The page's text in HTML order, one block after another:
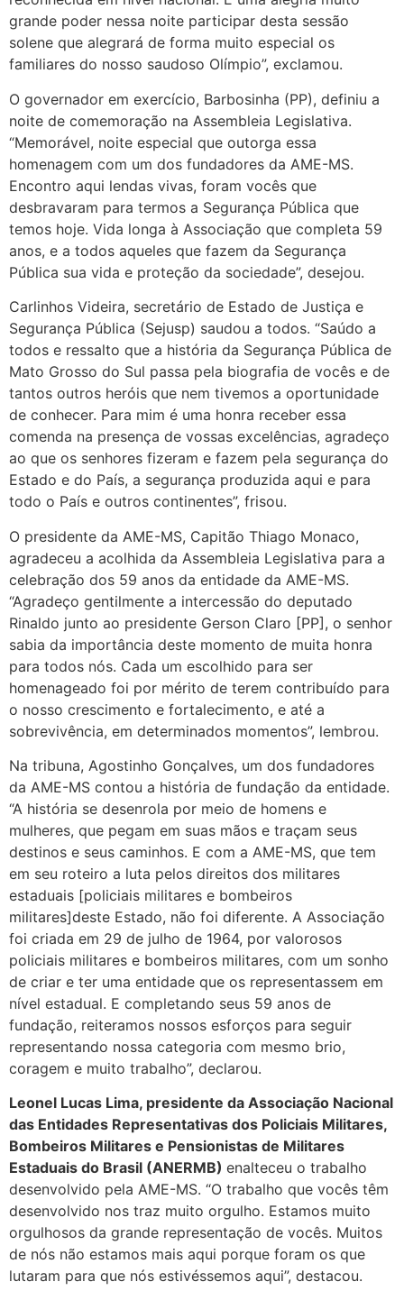
grande poder nessa noite participar desta sessão
solene que alegrará de forma muito especial os
familiares do nosso saudoso Olímpio”, exclamou.
O governador em exercício, Barbosinha (PP), definiu a
noite de comemoração na Assembleia Legislativa.
“Memorável, noite especial que outorga essa
homenagem com um dos fundadores da AME-MS.
Encontro aqui lendas vivas, foram vocês que
desbravaram para termos a Segurança Pública que
temos hoje. Vida longa à Associação que completa 59
anos, e a todos aqueles que fazem da Segurança
Pública sua vida e proteção da sociedade”, desejou.
Carlinhos Videira, secretário de Estado de Justiça e
Segurança Pública (Sejusp) saudou a todos. “Saúdo a
todos e ressalto que a história da Segurança Pública de
Mato Grosso do Sul passa pela biografia de vocês e de
tantos outros heróis que nem tivemos a oportunidade
de conhecer. Para mim é uma honra receber essa
comenda na presença de vossas excelências, agradeço
ao que os senhores fizeram e fazem pela segurança do
Estado e do País, a segurança produzida aqui e para
todo o País e outros continentes”, frisou.
O presidente da AME-MS, Capitão Thiago Monaco,
agradeceu a acolhida da Assembleia Legislativa para a
celebração dos 59 anos da entidade da AME-MS.
“Agradeço gentilmente a intercessão do deputado
Rinaldo junto ao presidente Gerson Claro [PP], o senhor
sabia da importância deste momento de muita honra
para todos nós. Cada um escolhido para ser
homenageado foi por mérito de terem contribuído para
o nosso crescimento e fortalecimento, e até a
sobrevivência, em determinados momentos”, lembrou.
Na tribuna, Agostinho Gonçalves, um dos fundadores
da AME-MS contou a história de fundação da entidade.
“A história se desenrola por meio de homens e
mulheres, que pegam em suas mãos e traçam seus
destinos e seus caminhos. E com a AME-MS, que tem
em seu roteiro a luta pelos direitos dos militares
estaduais [policiais militares e bombeiros
militares]deste Estado, não foi diferente. A Associação
foi criada em 29 de julho de 1964, por valorosos
policiais militares e bombeiros militares, com um sonho
de criar e ter uma entidade que os representassem em
nível estadual. E completando seus 59 anos de
fundação, reiteramos nossos esforços para seguir
representando nossa categoria com mesmo brio,
coragem e muito trabalho”, declarou.
Leonel Lucas Lima, presidente da Associação Nacional
das Entidades Representativas dos Policiais Militares,
Bombeiros Militares e Pensionistas de Militares
Estaduais do Brasil (ANERMB) enalteceu o trabalho
desenvolvido pela AME-MS. “O trabalho que vocês têm
desenvolvido nos traz muito orgulho. Estamos muito
orgulhosos da grande representação de vocês. Muitos
de nós não estamos mais aqui porque foram os que
lutaram para que nós estivéssemos aqui”, destacou.